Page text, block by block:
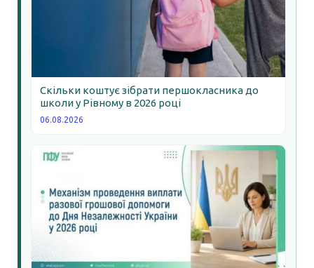
Скільки коштує зібрати першокласника до
школи у Рівному в 2026 році
06.08.2026